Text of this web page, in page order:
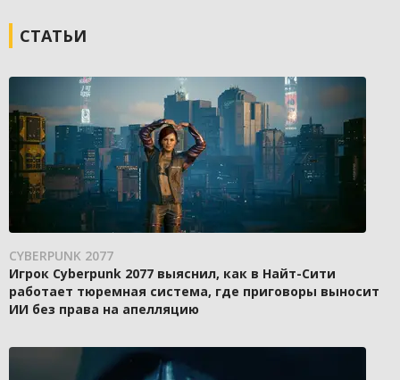
СТАТЬИ
CYBERPUNK 2077
Игрок Cyberpunk 2077 выяснил, как в Найт-Сити
работает тюремная система, где приговоры выносит
ИИ без права на апелляцию